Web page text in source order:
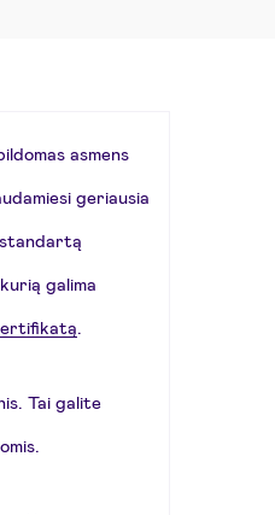
asmens
geriausia
galima
.
Tai galite